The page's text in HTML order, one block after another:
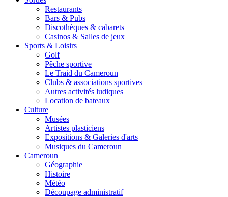
Restaurants
Bars & Pubs
Discothèques & cabarets
Casinos & Salles de jeux
Sports & Loisirs
Golf
Pêche sportive
Le Traid du Cameroun
Clubs & associations sportives
Autres activités ludiques
Location de bateaux
Culture
Musées
Artistes plasticiens
Expositions & Galeries d'arts
Musiques du Cameroun
Cameroun
Géographie
Histoire
Météo
Découpage administratif